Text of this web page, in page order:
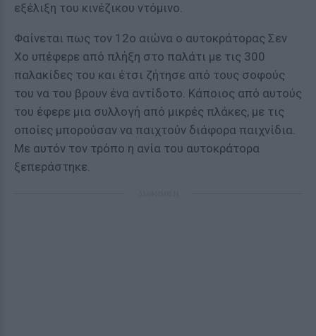
εξέλιξη του κινέζικου ντόμινο.
Φαίνεται πως τον 12ο αιώνα ο αυτοκράτορας Σεν
Χο υπέφερε από πλήξη στο παλάτι με τις 300
παλακίδες του και έτσι ζήτησε από τους σοφούς
του να του βρουν ένα αντίδοτο. Κάποιος από αυτούς
του έφερε μια συλλογή από μικρές πλάκες, με τις
οποίες μπορούσαν να παιχτούν διάφορα παιχνίδια.
Με αυτόν τον τρόπο η ανία του αυτοκράτορα
ξεπεράστηκε.